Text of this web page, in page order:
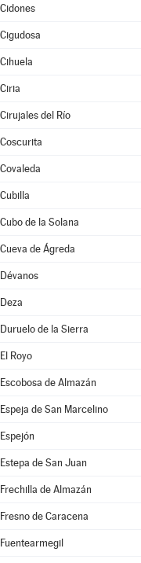
Cidones
Cigudosa
Cihuela
Ciria
Cirujales del Río
Coscurita
Covaleda
Cubilla
Cubo de la Solana
Cueva de Ágreda
Dévanos
Deza
Duruelo de la Sierra
El Royo
Escobosa de Almazán
Espeja de San Marcelino
Espejón
Estepa de San Juan
Frechilla de Almazán
Fresno de Caracena
Fuentearmegil